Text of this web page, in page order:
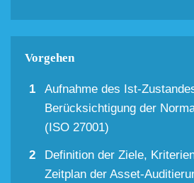
Vorgehen
Aufnahme des Ist-
Berücksichtigung der
(ISO 27001)
Definition der Ziele,
Zeitplan der Asset-